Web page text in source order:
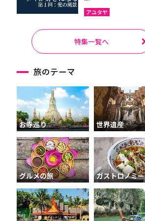
アユタヤ
特集一覧へ
旅のテーマ
お寺巡り 世界遺産
グルメの旅 ガストロノミー